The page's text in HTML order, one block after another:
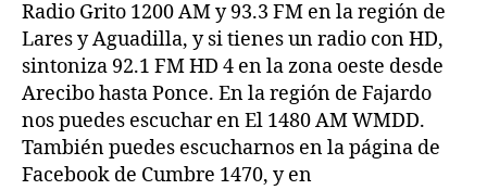
Radio Grito 1200 AM y 93.3 FM en la región de
Lares y Aguadilla, y si tienes un radio con HD,
sintoniza 92.1 FM HD 4 en la zona oeste desde
Arecibo hasta Ponce. En la región de Fajardo
nos puedes escuchar en El 1480 AM WMDD.
También puedes escucharnos en la página de
Facebook de Cumbre 1470, y en